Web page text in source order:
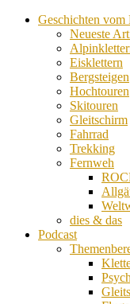
Geschichten vom
Neueste
Eisklettern
Bergsteigen
Hochtouren
Skitouren
Gleitschirm
Fahrrad
Trekking
Fernweh
dies & das
Podcast